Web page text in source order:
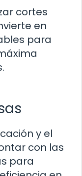
cortes
en
para
y el
con las
para